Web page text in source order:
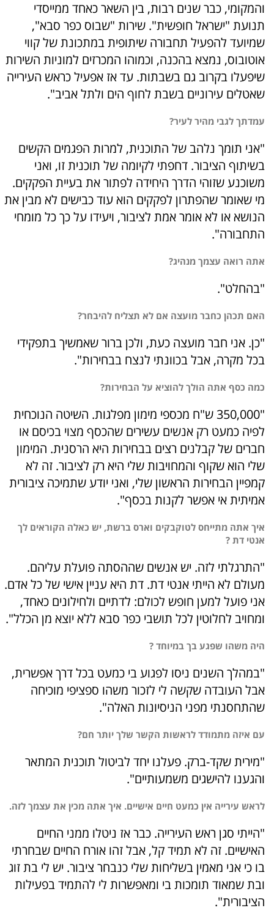
והמקומי, כבר שנים רבות, בין השאר כאחד ממייסדי
תנועת "ישראל חופשית". שירות "שבוס כפר סבא",
שמיועד להפעיל תחבורה שיתופית במתכונת של קווי
אוטובוס, נמצא בהכנה, וכמוהו המכרזים למוניות השירות
שיפעלו בקרוב גם בשבתות. עד אז אפעיל כראש העירייה
שאטלים עירוניים בשבת לחוף הים ולתל אביב".
עמדתך לגבי מהיר לעיר?
"אני תומך נלהב של התוכנית, למרות הפגמים הקשים
בשיתוף הציבור. דחפתי לקיומה של תוכנית זו, ואני
משוכנע שזוהי הדרך היחידה לפתור את בעיית הפקקים.
מי שאומר שהפתרון לפקקים הוא עוד כבישים לא מבין את
הנושא או לא אומר אמת לציבור, ויעידו על כך כל מומחי
התחבורה".
אתה רואה עצמך מנהיג?
"בהחלט".
האם תכהן כחבר מועצה אם לא תצליח להיבחר?
"כן. אני חבר מועצה כעת, ולכן ברור שאמשיך בתפקידי
בכל מקרה, אבל בכוונתי לנצח בבחירות".
כמה כסף אתה הולך להוציא על הבחירות?
"350,000 ש"ח מכספי מימון מפלגות. השיטה הנוכחית
לפיה כמעט רק אנשים עשירים שהכסף מצוי בכיסם או
חברים של קבלנים רצים בבחירות היא הרסנית. המימון
שלי הוא שקוף והמחויבות שלי היא רק לציבור. זה לא
קמפיין הבחירות הראשון שלי, ואני יודע שתמיכה ציבורית
אמיתית אי אפשר לקנות בכסף".
איך אתה מתייחס לטוקבקים וארס ברשת, יש כאלה הקוראים לך
אנטי דת ?
"התרגלתי לזה. יש אנשים שההסתה פועלת עליהם.
מעולם לא הייתי אנטי דת. דת היא עניין אישי של כל אדם.
אני פועל למען חופש לכולם: לדתיים ולחילונים כאחד,
ומחויב לחלוטין לכל תושבי כפר סבא ללא יוצא מן הכלל".
היה משהו שפגע בך במיוחד ?
"במהלך השנים ניסו לפגוע בי כמעט בכל דרך אפשרית,
אבל העובדה שקשה לי לזכור משהו ספציפי מוכיחה
שהתחסנתי מפני הניסיונות האלה".
עם איזה מתמודד לראשות הקשר שלך יותר חם?
"מירית שקד-ברק. פעלנו יחד לביטול תוכנית המתאר
והגענו להישגים משמעותיים".
לראש עירייה אין כמעט חיים אישיים. איך אתה מכין את עצמך לזה.
"הייתי סגן ראש העירייה. כבר אז ניטלו ממני החיים
האישיים. זה לא תמיד קל, אבל זהו אורח החיים שבחרתי
בו כי אני מאמין בשליחות שלי כנבחר ציבור. יש לי בת זוג
ובת שמאוד תומכות בי ומאפשרות לי להתמיד בפעילות
הציבורית".